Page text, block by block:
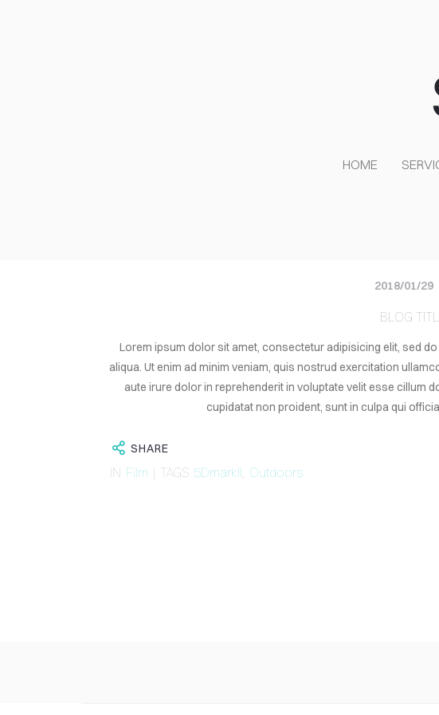
HOME
2018/01/29
BLOG
Lorem ipsum dolor sit amet, consectetur adipisicing elit, sed
aliqua. Ut enim ad minim veniam, quis nostrud exercitation
aute irure dolor in reprehenderit in voluptate velit esse cillum
cupidatat non proident, sunt in culpa qui
SHARE
IN Film | TAGS 5DmarkII, Outdoors